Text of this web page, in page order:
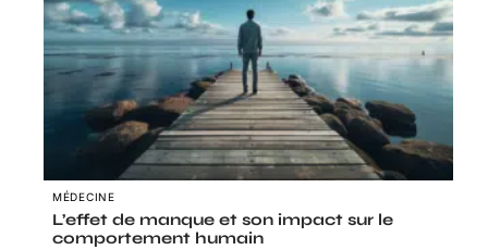
MÉDECINE
L’effet de manque et son impact sur le
comportement humain